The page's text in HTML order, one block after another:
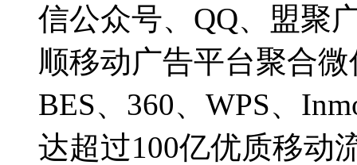
信公众号、QQ、盟聚
顺移动广告平台聚合
BES、360、WPS、
达超过100亿优质移动